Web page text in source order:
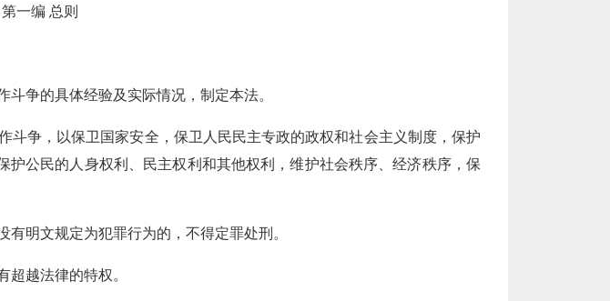
第一编 总则
争的具体经验及实际情况，制定本法。
斗争，以保卫国家安全，保卫人民民主专政的政权和社会主义制度，保护
公民的人身权利、民主权利和其他权利，维护社会秩序、经济秩序，保
明文规定为犯罪行为的，不得定罪处刑。
越法律的特权。